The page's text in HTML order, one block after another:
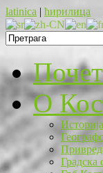
latinica | ћирилица
O
Градска